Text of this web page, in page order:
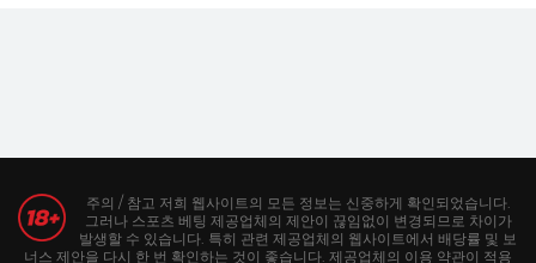
주의 / 참고 저희 웹사이트의 모든 정보는 신중하게 확인되었습니다.
그러나 스포츠 베팅 제공업체의 제안이 끊임없이 변경되므로 차이가
발생할 수 있습니다. 특히 관련 제공업체의 웹사이트에서 배당률 및 보
너스 제안을 다시 한 번 확인하는 것이 좋습니다. 제공업체의 이용 약관이 적용